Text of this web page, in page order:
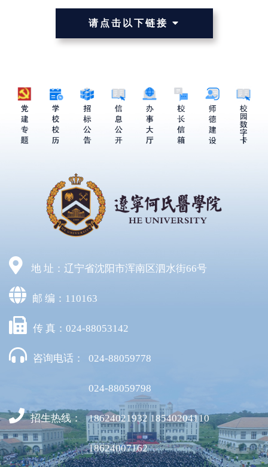
请点击以下链接
地 址：辽宁省沈阳市浑南区泗水街66号
邮 编：110163
传 真：024-88053142
咨询电话： 024-88059778
024-88059798
招生热线： 18624021932 18540204110
18624007162